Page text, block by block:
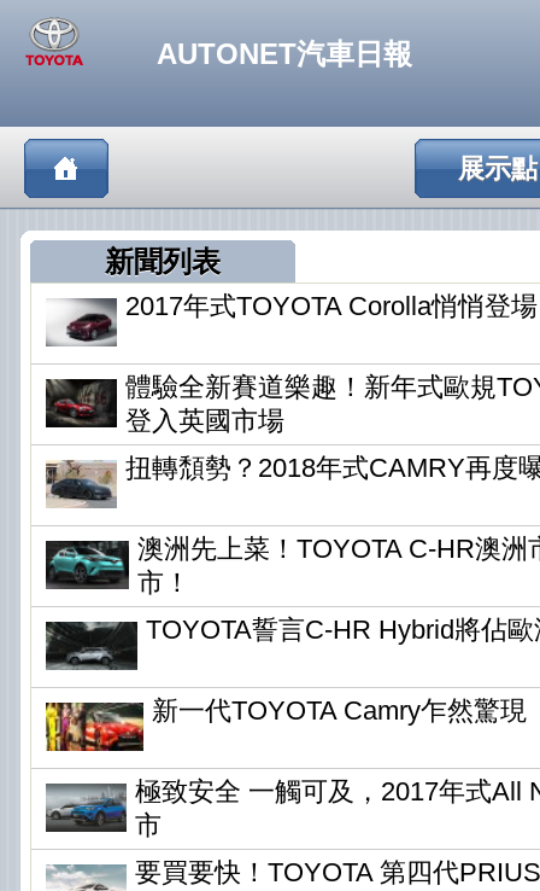
AUTONET汽車日報
展示點
新聞列表
2017年式TOYOTA Corolla悄悄登場
體驗全新賽道樂趣！新年式歐規
登入英國市場
扭轉頹勢？2018年式CAMRY再度
澳洲先上菜！TOYOTA C-HR澳洲
市！
TOYOTA誓言C-HR Hybrid將佔
新一代TOYOTA Camry乍然驚現
極致安全 一觸可及，2017年式All
市
要買要快！TOYOTA 第四代